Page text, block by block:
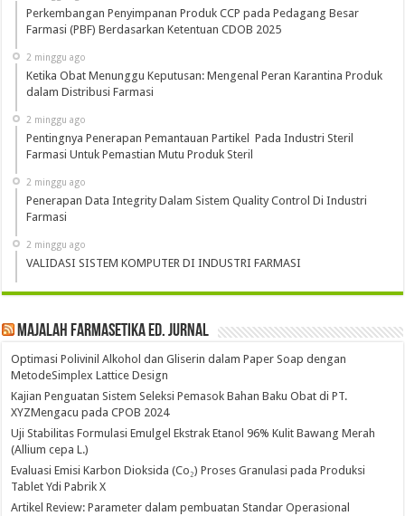
Perkembangan Penyimpanan Produk CCP pada Pedagang Besar
Farmasi (PBF) Berdasarkan Ketentuan CDOB 2025
2 minggu ago
Ketika Obat Menunggu Keputusan: Mengenal Peran Karantina Produk
dalam Distribusi Farmasi
2 minggu ago
Pentingnya Penerapan Pemantauan Partikel Pada Industri Steril
Farmasi Untuk Pemastian Mutu Produk Steril
2 minggu ago
Penerapan Data Integrity Dalam Sistem Quality Control Di Industri
Farmasi
2 minggu ago
VALIDASI SISTEM KOMPUTER DI INDUSTRI FARMASI
Majalah Farmasetika Ed. Jurnal
Optimasi Polivinil Alkohol dan Gliserin dalam Paper Soap dengan
MetodeSimplex Lattice Design
Kajian Penguatan Sistem Seleksi Pemasok Bahan Baku Obat di PT.
XYZMengacu pada CPOB 2024
Uji Stabilitas Formulasi Emulgel Ekstrak Etanol 96% Kulit Bawang Merah
(Allium cepa L.)
Evaluasi Emisi Karbon Dioksida (Co₂) Proses Granulasi pada Produksi
Tablet Ydi Pabrik X
Artikel Review: Parameter dalam pembuatan Standar Operasional